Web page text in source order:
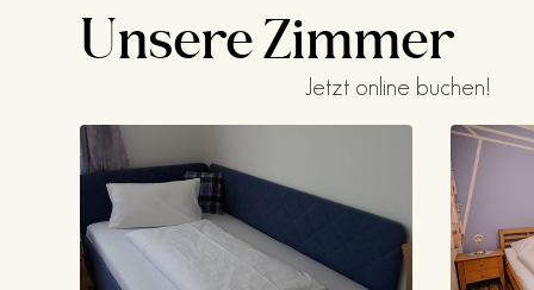
Unsere Zimmer
Jetzt online buchen!